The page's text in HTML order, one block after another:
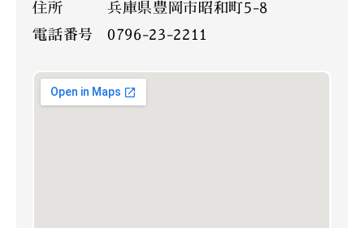
住所
兵庫県豊岡市昭和町5-8
電話番号
0796-23-2211